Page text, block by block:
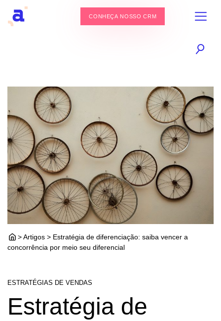
CONHEÇA NOSSO CRM
> Artigos > Estratégia de diferenciação: saiba vencer a
concorrência por meio seu diferencial
ESTRATÉGIAS DE VENDAS
Estratégia de